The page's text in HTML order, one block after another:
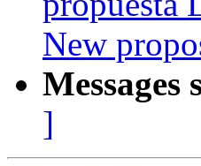
New
Messages
]